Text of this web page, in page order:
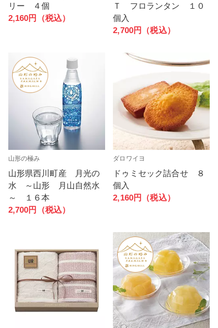
リー ４個
2,160円（税込）
Ｔ フロランタン １０
個入
2,700円（税込）
山形の極み
山形県西川町産 月光の
水 ～山形 月山自然水
～ １６本
2,700円（税込）
ダロワイヨ
ドゥミセック詰合せ ８
個入
2,160円（税込）